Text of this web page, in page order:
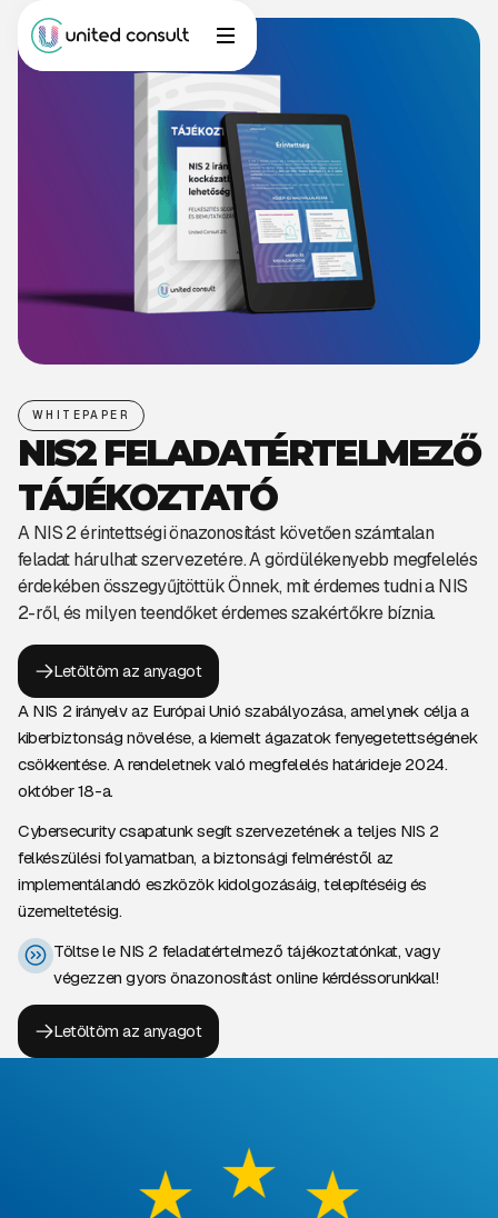
WHITEPAPER
NIS2 FELADATÉRTELMEZŐ
TÁJÉKOZTATÓ
A NIS 2 érintettségi önazonosítást követően számtalan
feladat hárulhat szervezetére. A gördülékenyebb megfelelés
érdekében összegyűjtöttük Önnek, mit érdemes tudni a NIS
2-ről, és milyen teendőket érdemes szakértőkre bíznia.
Letöltöm az anyagot
A NIS 2 irányelv az Európai Unió szabályozása, amelynek célja a
kiberbiztonság növelése, a kiemelt ágazatok fenyegetettségének
csökkentése. A rendeletnek való megfelelés határideje 2024.
október 18-a.
Cybersecurity csapatunk segít szervezetének a teljes NIS 2
felkészülési folyamatban, a biztonsági felméréstől az
implementálandó eszközök kidolgozásáig, telepítéséig és
üzemeltetésig.
Töltse le NIS 2 feladatértelmező tájékoztatónkat, vagy
végezzen gyors önazonosítást online kérdéssorunkkal!
Letöltöm az anyagot